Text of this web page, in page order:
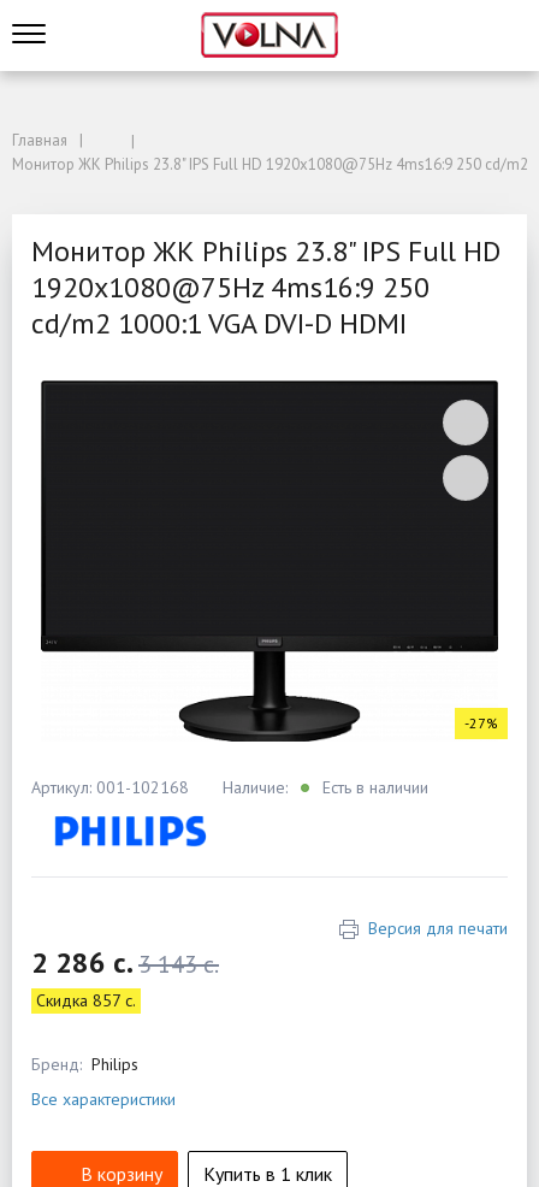
Главная
Монитор ЖК Philips 23.8" IPS Full HD 1920x1080@75Hz 4ms16:9 250 cd/m2
Монитор ЖК Philips 23.8" IPS Full HD
1920x1080@75Hz 4ms16:9 250
cd/m2 1000:1 VGA DVI-D HDMI
-27%
Артикул: 001-102168 Наличие: Есть в наличии
Версия для печати
2 286 c.3 143 c.
Скидка 857 c.
Бренд: Philips
Все характеристики
В корзину Купить в 1 клик